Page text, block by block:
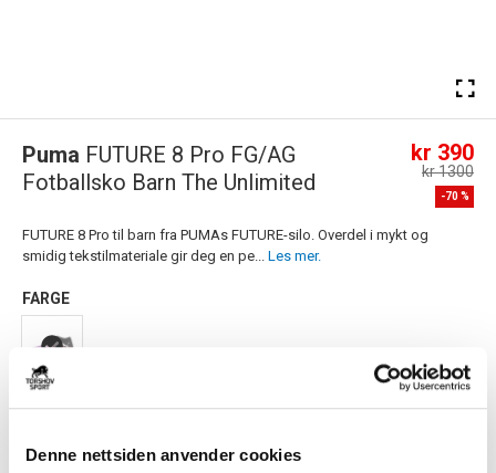
Denne nettsiden anvender cookies
-70 %
Puma FUTURE 8 Pro FG/AG
Fotballsko Barn The Unlimited
kr 390
kr 1300
FUTURE 8 Pro til barn fra PUMAs FUTURE-silo. Overdel i mykt og
smidig tekstilmateriale gir deg en pe... Les mer.
FARGE
Størrelsesguide
VELGSTØRRELSE